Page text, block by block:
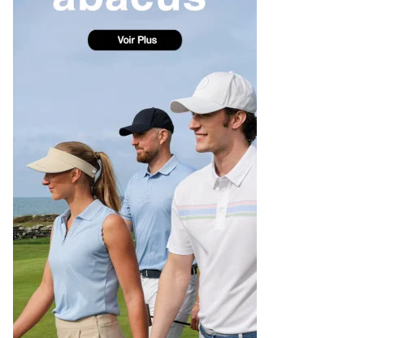
expériences immersives
Evian Resort Golf Club : Saison 2 du
Programme Performance
Royal Air Maroc Golf & Padel Cup : le nouvel
event sport et networking
LPGA Tour 2026 : une saison record pour le
Ladies European Tour 2026 : une saison
historique sur cinq continents
Debout en Bouts prolonge la Fashion Week à
Roland-Garros
Lacoste Ladies Open 2025 : Céline Boutier
de retour à Deauville